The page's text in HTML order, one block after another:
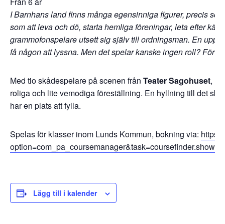
I Barnhans land finns många egensinniga figurer, precis
som att leva och dö, starta hemliga föreningar, leta efter
grammofonspelare utsett sig själv till ordningsman. En
få någon att lyssna. Men det spelar kanske ingen roll? För
Med tio skådespelare på scenen från Teater Sagohuset,
roliga och lite vemodiga föreställning. En hyllning till det
har en plats att fylla.
Spelas för klasser inom Lunds Kommun, bokning via:
Lägg till i kalender